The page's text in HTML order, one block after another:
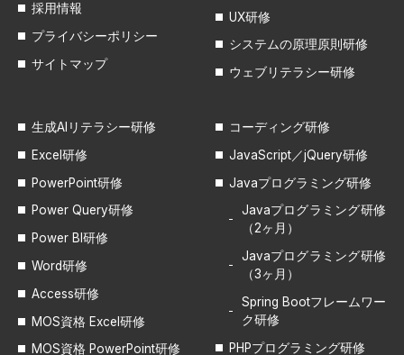
採用情報
プライバシーポリシー
サイトマップ
UX研修
システムの原理原則研修
ウェブリテラシー研修
生成AIリテラシー研修
Excel研修
PowerPoint研修
Power Query研修
Power BI研修
Word研修
Access研修
MOS資格 Excel研修
MOS資格 PowerPoint研修
コーディング研修
JavaScript／jQuery研修
Javaプログラミング研修
Javaプログラミング研修
（2ヶ月）
Javaプログラミング研修
（3ヶ月）
Spring Bootフレームワー
ク研修
PHPプログラミング研修